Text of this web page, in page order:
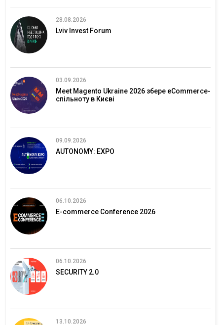
28.08.2026
Lviv Invest Forum
03.09.2026
Meet Magento Ukraine 2026 збере eCommerce-
спільноту в Києві
09.09.2026
AUTONOMY: EXPO
06.10.2026
E-commerce Conference 2026
06.10.2026
SECURITY 2.0
13.10.2026